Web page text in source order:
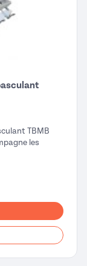
TBMB
les